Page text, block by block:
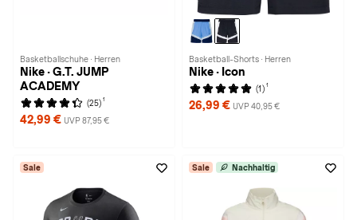
Basketballschuhe · Herren
Nike · G.T. JUMP
ACADEMY
(25) 1
42,99 € UVP 87,95 €
Basketball-Shorts · Herren
Nike · Icon
(1) 1
26,99 € UVP 40,95 €
Sale Sale Nachhaltig